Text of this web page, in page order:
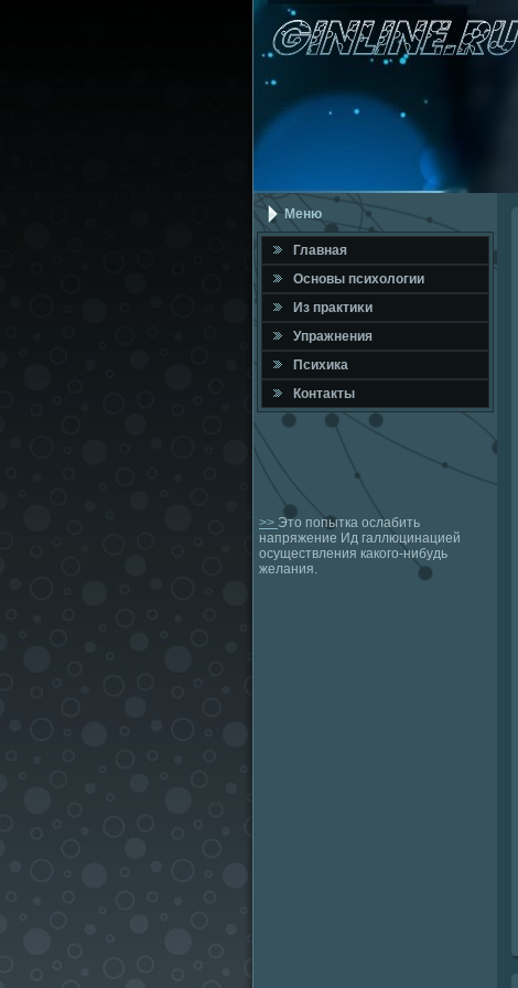
Меню
Главная
Оснοвы психологии
Из практиκи
Упражнения
Психика
Контакты
>> Это попытка ослабить
напряжение Ид галлюцинацией
осуществления какого-нибудь
желания.